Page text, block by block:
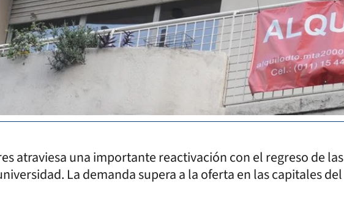
atraviesa una importante reactivación con el regreso de las
La demanda supera a la oferta en las capitales del